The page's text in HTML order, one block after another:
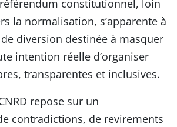
référendum constitutionnel, loin
la normalisation, s’apparente à
diversion destinée à masquer
intention réelle d’organiser
transparentes et inclusives.
repose sur un
contradictions, de revirements